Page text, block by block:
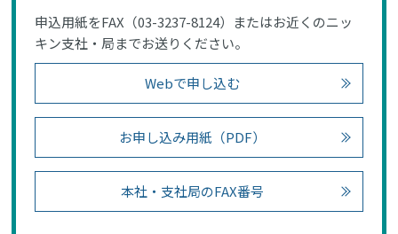
申込用紙をFAX（03-3237-8124）またはお近くのニッ
キン支社・局までお送りください。
Webで申し込む
お申し込み用紙（PDF）
本社・支社局のFAX番号